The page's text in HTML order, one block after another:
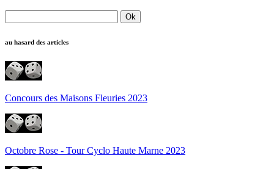
au hasard des articles
Concours des Maisons Fleuries 2023
Octobre Rose - Tour Cyclo Haute Marne 2023